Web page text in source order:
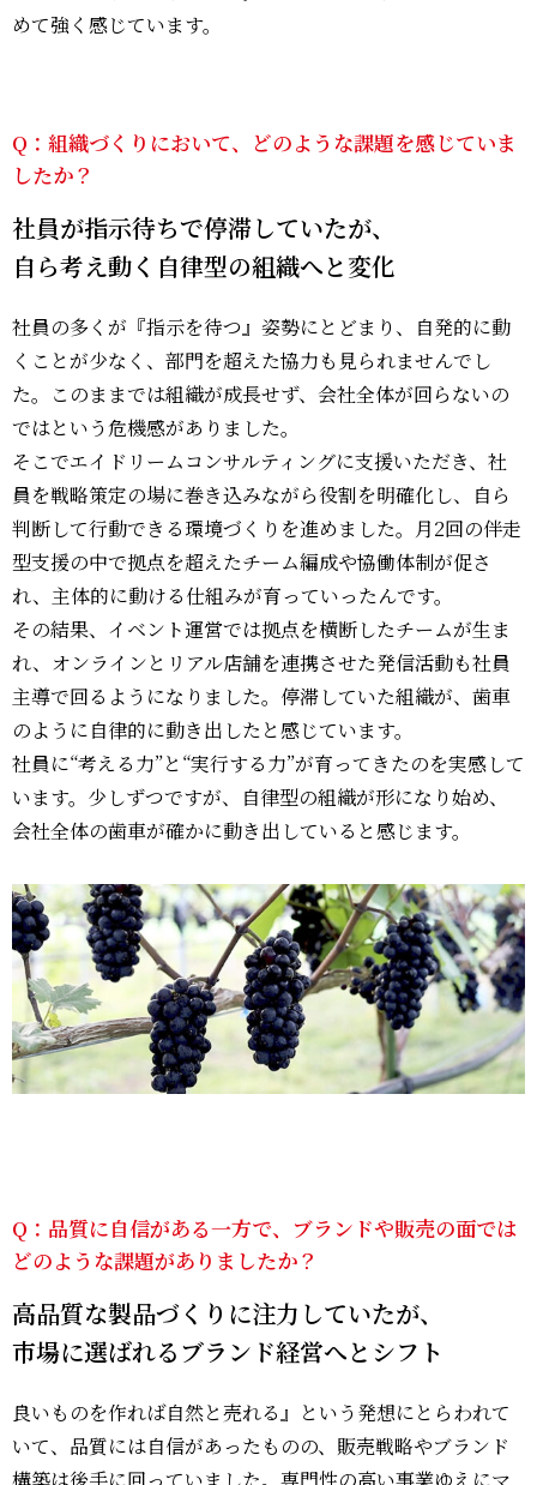
めて強く感じています。
Q：組織づくりにおいて、どのような課題を感じていま
したか？
社員が指示待ちで停滞していたが、
自ら考え動く自律型の組織へと変化
社員の多くが『指示を待つ』姿勢にとどまり、自発的に動
くことが少なく、部門を超えた協力も見られませんでし
た。このままでは組織が成長せず、会社全体が回らないの
ではという危機感がありました。
そこでエイドリームコンサルティングに支援いただき、社
員を戦略策定の場に巻き込みながら役割を明確化し、自ら
判断して行動できる環境づくりを進めました。月2回の伴走
型支援の中で拠点を超えたチーム編成や協働体制が促さ
れ、主体的に動ける仕組みが育っていったんです。
その結果、イベント運営では拠点を横断したチームが生ま
れ、オンラインとリアル店舗を連携させた発信活動も社員
主導で回るようになりました。停滞していた組織が、歯車
のように自律的に動き出したと感じています。
社員に“考える力”と“実行する力”が育ってきたのを実感して
います。少しずつですが、自律型の組織が形になり始め、
会社全体の歯車が確かに動き出していると感じます。
Q：品質に自信がある一方で、ブランドや販売の面では
どのような課題がありましたか？
高品質な製品づくりに注力していたが、
市場に選ばれるブランド経営へとシフト
良いものを作れば自然と売れる』という発想にとらわれて
いて、品質には自信があったものの、販売戦略やブランド
構築は後手に回っていました。専門性の高い事業ゆえにマ